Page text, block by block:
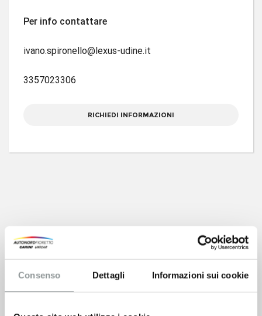
Consenso Dettagli Informazioni sui cookie
Per info contattare
ivano.spironello@lexus-udine.it
3357023306
RICHIEDI INFORMAZIONI